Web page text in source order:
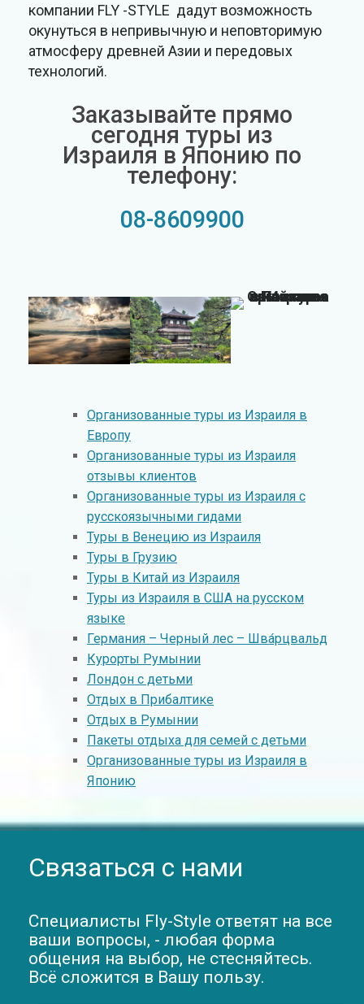
компании FLY -STYLE дадут возможность
окунуться в непривычную и неповторимую
атмосферу древней Азии и передовых
технологий.
Заказывайте прямо
сегодня туры из
Израиля в Японию по
телефону:
08-8609900
Организованные туры из Израиля в
Европу
Организованные туры из Израиля
отзывы клиентов
Организованные туры из Израиля с
русскоязычными гидами
Туры в Венецию из Израиля
Туры в Грузию
Туры в Китай из Израиля
Туры из Израиля в США на русском
языке
Германия – Черный лес – Шва́рцвальд
Курорты Румынии
Лондон с детьми
Отдых в Прибалтике
Отдых в Румынии
Пакеты отдыха для семей с детьми
Организованные туры из Израиля в
Японию
Связаться с нами
Специалисты Fly-Style ответят на все
ваши вопросы, - любая форма
общения на выбор, не стесняйтесь.
Всё сложится в Вашу пользу.